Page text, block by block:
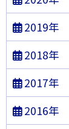
2019年
2018年
2017年
2016年